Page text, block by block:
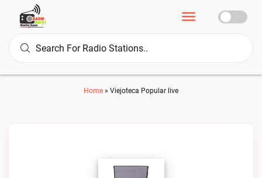
Home » Viejoteca Popular live